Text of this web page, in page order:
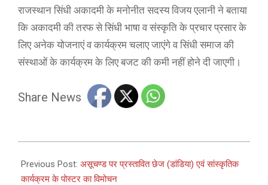
राजस्थान सिंधी अकादमी के मनोनीत सदस्य विजय एलानी ने बताया
कि अकादमी की तरफ से सिंधी भाषा व संस्कृति के प्रचार प्रसार के
लिए अनेक योजनाएं व कार्यक्रम चलाए जाएंगे व सिंधी समाज की
संस्थाओं के कार्यक्रम के लिए बजट की कमी नहीं होने दी जाएगी।
Share News
10-
08
Previous Post: असूचण्ड पर प्रस्तावित छेज (डांडिया) एवं सांस्कृतिक
कार्यक्रम के पोस्टर का विमोचन